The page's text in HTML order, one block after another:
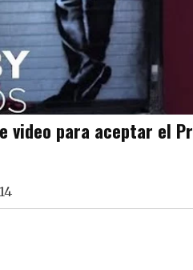
video para aceptar el